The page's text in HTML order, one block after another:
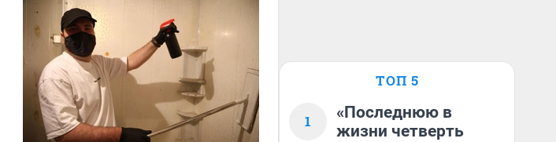
ТОП 5
1
«Последнюю в
жизни четверть